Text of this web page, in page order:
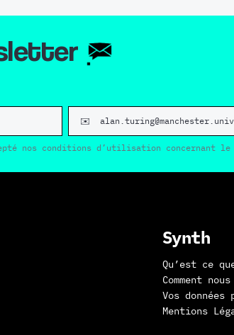
nos conditions d’utilisation concernant le
Synth
Qu’est ce
Comment
Vos données
Mentions